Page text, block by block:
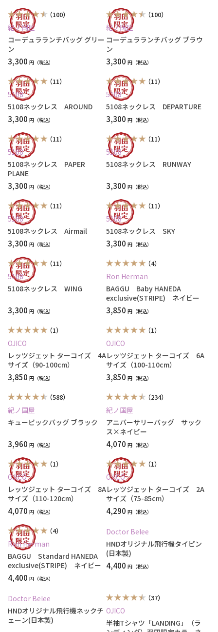
（100）
紀ノ国屋
コーデュラランチバッグ グリー
ン
3,300 円
（100）
紀ノ国屋
コーデュラランチバッグ ブラウ
ン
3,300 円
（11）
5108
5108ネックレス AROUND
3,300 円
（11）
5108
5108ネックレス DEPARTURE
3,300 円
（11）
5108
5108ネックレス PAPER
PLANE
3,300 円
（11）
5108
5108ネックレス RUNWAY
3,300 円
（11）
5108
5108ネックレス Airmail
3,300 円
（11）
5108
5108ネックレス SKY
3,300 円
（11）
5108
5108ネックレス WING
3,300 円
（4）
Ron Herman
BAGGU Baby HANEDA
exclusive(STRIPE) ネイビー
3,850 円
（1）
OJICO
レッツジェット ターコイズ 4A
サイズ（90-100cm）
3,850 円
（1）
OJICO
レッツジェット ターコイズ 6A
サイズ（100-110cm）
3,850 円
（588）
紀ノ国屋
キュービックバッグ ブラック
3,960 円
（234）
紀ノ国屋
アニバーサリーバッグ サック
ス×ネイビー
4,070 円
（1）
OJICO
レッツジェット ターコイズ 8A
サイズ（110-120cm）
4,070 円
（1）
OJICO
レッツジェット ターコイズ 2A
サイズ（75-85cm）
4,290 円
（4）
Ron Herman
BAGGU Standard HANEDA
exclusive(STRIPE) ネイビー
4,400 円
Doctor Belee
HNDオリジナル飛行機タイピン
(日本製)
4,400 円
Doctor Belee
HNDオリジナル飛行機ネックチ
ェーン(日本製)
（37）
OJICO
半袖Tシャツ「LANDING」（ラ